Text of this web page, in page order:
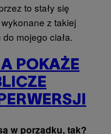
to stały się
z takiej
mojego ciała.
POKAŻE
w porządku, tak?